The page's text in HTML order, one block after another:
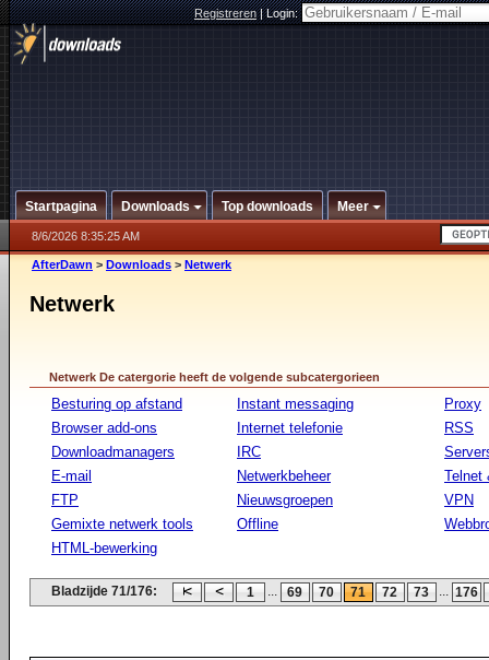
Registreren|Login:
Startpagina Downloads Top downloads Meer
8/6/2026 8:35:25 AM
AfterDawn > Downloads > Netwerk
Netwerk
Netwerk De catergorie heeft de volgende subcatergorieen
Besturing op afstand
Browser add-ons
Downloadmanagers
E-mail
FTP
Gemixte netwerk tools
HTML-bewerking
Instant messaging
Internet telefonie
IRC
Netwerkbeheer
Nieuwsgroepen
Offline
Proxy
RSS
Telnet
VPN
Bladzijde 71/176: 1 ... 69 70 71 72 73 ... 176